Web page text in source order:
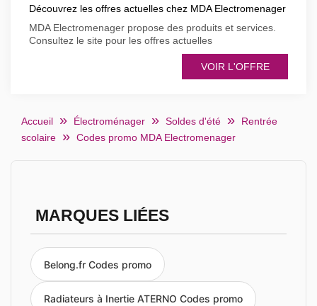
Découvrez les offres actuelles chez MDA Electromenager
MDA Electromenager propose des produits et services.
Consultez le site pour les offres actuelles
VOIR L'OFFRE
Accueil Électroménager Soldes d'été
Rentrée
scolaire
Codes promo MDA Electromenager
MARQUES LIÉES
Belong.fr Codes promo
Radiateurs à Inertie ATERNO Codes promo